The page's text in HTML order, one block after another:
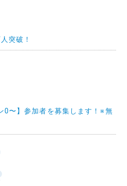
突破！
0〜】参加者を募集します！※無